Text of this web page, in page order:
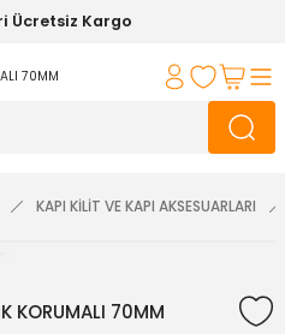
Ücretsiz Kargo
KAPI KİLİT VE KAPI AKSESUARLARI
KORUMALI 70MM